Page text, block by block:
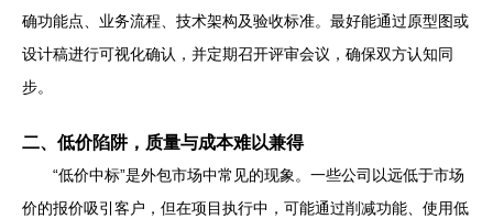
确功能点、业务流程、技术架构及验收标准。最好能通过原型图或
设计稿进行可视化确认，并定期召开评审会议，确保双方认知同
步。
二、低价陷阱，质量与成本难以兼得
“低价中标”是外包市场中常见的现象。一些公司以远低于市场
价的报价吸引客户，但在项目执行中，可能通过削减功能、使用低